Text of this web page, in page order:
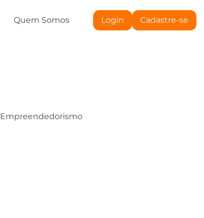
Quem Somos Login Cadastre-se
Empreendedorismo